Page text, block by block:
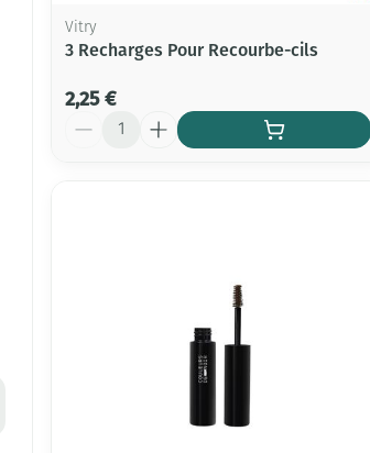
Vitry
3 Recharges Pour Recourbe-cils
2,25 €
Quantité